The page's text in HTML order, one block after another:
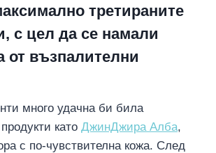
третираните
с цел да се намали
от възпалителни
много удачна би била
като ДжинДжира Алба,
с по-чувствителна кожа. След